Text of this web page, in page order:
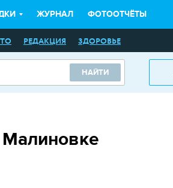
ЖУРНАЛ ФОТООТЧЁТЫ
РЕДАКЦИЯ ЗДОРОВЬЕ
НАЙТИ
Малиновке